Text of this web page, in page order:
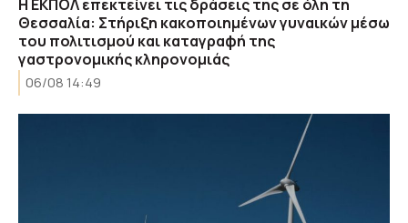
Η ΕΚΠΟΛ επεκτείνει τις δράσεις της σε όλη τη
Θεσσαλία: Στήριξη κακοποιημένων γυναικών μέσω
του πολιτισμού και καταγραφή της
γαστρονομικής κληρονομιάς
06/08 14:49